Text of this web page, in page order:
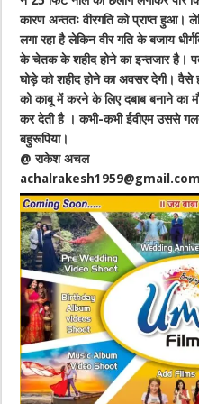
कारण अन्ततः वीरगति को प्राप्त हुआ।
लगा रहा है लेकिन वीर गति के बजाय
के चेतक के शहीद होने का इन्तजार है।
घोड़े को शहीद होने का अवसर देगी।
को काबू में करने के लिए दबाब बनाने का
कर देती है । कभी-कभी ईवीएम उससे
बहुरूपिया।
@ राकेश अचल
achalrakesh1959@gmail.com